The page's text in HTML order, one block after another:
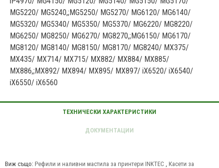
MG5220/ MG5240,;MG5250/ MG5270/ MG6120/ MG6140/
MG5320/ MG5340/ MG5350/ MG5370/ MG6220/ MG8220/
MG6250/ MG8250/ MG6270/ MG8270,;MG6150/ MG6170/
MG8120/ MG8140/ MG8150/ MG8170/ MG8240/ MX375/
MX435/ MX714/ MX715/ MX882/ MX884/ MX885/
MX886,;MX892/ MX894/ MX895/ MX897/ iX6520/ iX6540/
iX6550/ iX6560
Виж също: Рефили и наливни мастила за принтери INKTEC
Касети за